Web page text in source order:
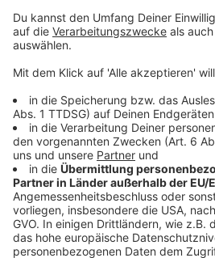
Drittanbieters, um
einzubetten. Dieser
sammeln. Bitte
Nutzung des Service
Video
Mehr
Akzeptieren
powered by
Management
Depeche Mode: Enjoy The
Anzeige